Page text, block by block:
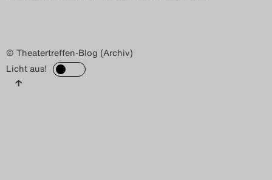
© Theatertreffen-Blog (Archiv)
Licht aus!
↑